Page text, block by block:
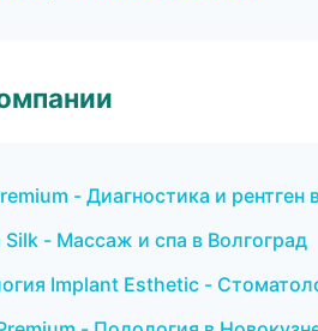
- Диагностика и рентген
Silk - Массаж и спа в Волгоград
Implant Esthetic -